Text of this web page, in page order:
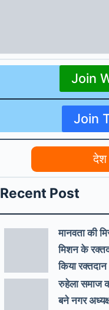
Join
Join
देश
Recent Post
मानवता की
मिशन के
किया रक्तदान
रुहेला समाज
बने नगर